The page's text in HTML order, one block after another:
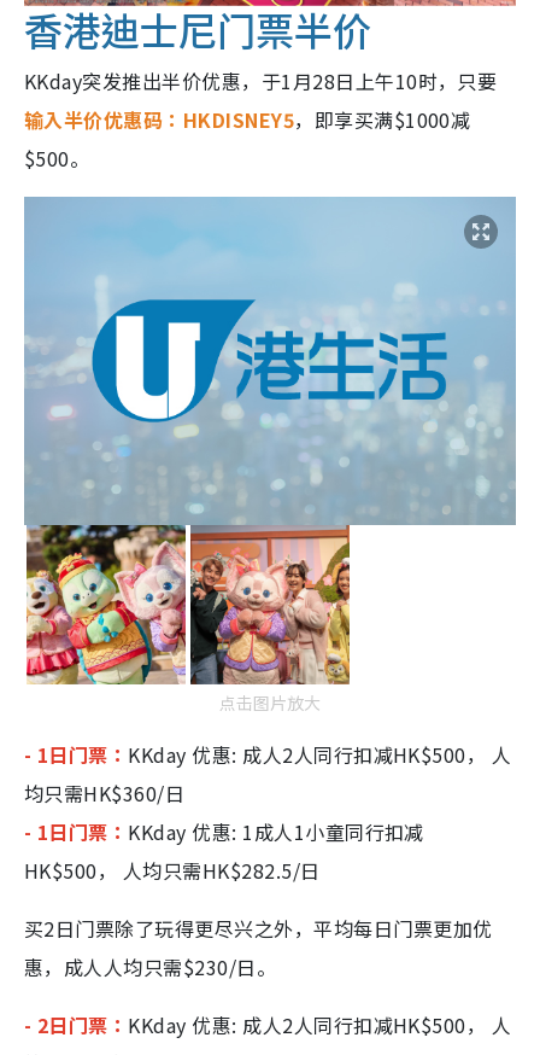
香港迪士尼门票半价
KKday突发推出半价优惠，于1月28日上午10时，只要
输入半价优惠码：HKDISNEY5，即享买满$1000减
$500。
点击图片放大
- 1日门票： KKday 优惠: 成人2人同行扣减HK$500， 人
均只需HK$360/日
- 1日门票： KKday 优惠: 1成人1小童同行扣减
HK$500， 人均只需HK$282.5/日
买2日门票除了玩得更尽兴之外，平均每日门票更加优
惠，成人人均只需$230/日。
- 2日门票： KKday 优惠: 成人2人同行扣减HK$500， 人